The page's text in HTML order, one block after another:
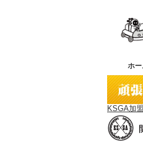
ホー
KSGA加